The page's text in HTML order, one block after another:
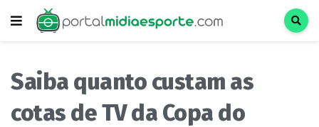
Saiba quanto custam as
cotas de TV da Copa do